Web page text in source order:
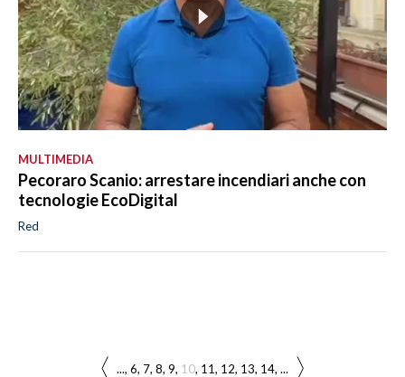
MULTIMEDIA
Pecoraro Scanio: arrestare incendiari anche con
tecnologie EcoDigital
Red
... 6 7 8 9 10 11 12 13 14 ...